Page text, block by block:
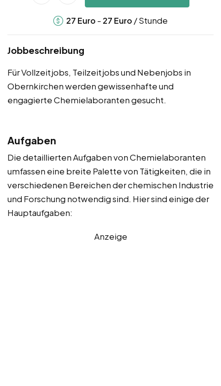
27 Euro - 27 Euro / Stunde
Jobbeschreibung
Für Vollzeitjobs, Teilzeitjobs und Nebenjobs in
Obernkirchen werden gewissenhafte und
engagierte Chemielaboranten gesucht.
Aufgaben
Die detaillierten Aufgaben von Chemielaboranten
umfassen eine breite Palette von Tätigkeiten, die in
verschiedenen Bereichen der chemischen Industrie
und Forschung notwendig sind. Hier sind einige der
Hauptaufgaben:
Anzeige